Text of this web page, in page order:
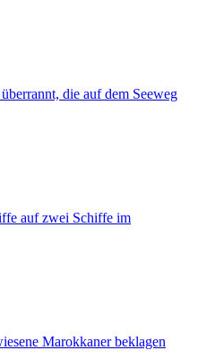
die auf dem Seeweg
auf zwei Schiffe im
Marokkaner beklagen